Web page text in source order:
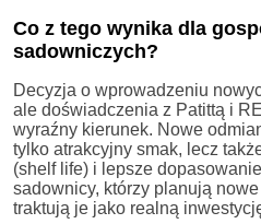
Co z tego wynika dla
sadowniczych?
Decyzja o wprowadzeniu
ale doświadczenia z Patittą i
wyraźny kierunek. Nowe
tylko atrakcyjny smak, lecz
(shelf life) i lepsze
sadownicy, którzy planują
traktują je jako realną